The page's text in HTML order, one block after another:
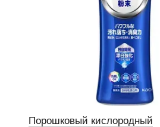
Порошковый кислородный